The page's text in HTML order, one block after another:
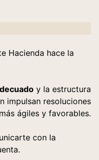
Hacienda hace la
y la estructura
impulsan resoluciones
más ágiles y favorables.
con la